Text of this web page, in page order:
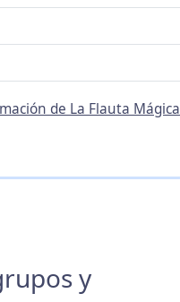
de La Flauta Mágica
y